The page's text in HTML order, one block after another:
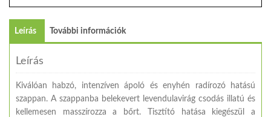
Leírás További információk
Leírás
Kiválóan habzó, intenzíven ápoló és enyhén radírozó hatású
szappan. A szappanba belekevert levendulavirág csodás illatú és
kellemesen masszírozza a bőrt. Tisztító hatása kiegészül a